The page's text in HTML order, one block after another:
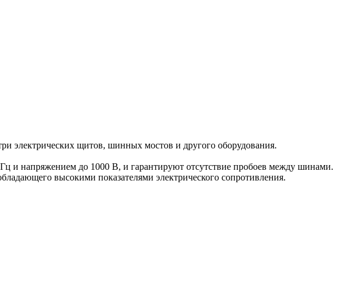
электрических щитов, шинных мостов и другого оборудования.
и напряжением до 1000 В, и гарантируют отсутствие пробоев между шинами.
высокими показателями электрического сопротивления.